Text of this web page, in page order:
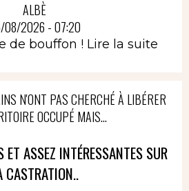
ALBÈ
08/2026 - 07:20
de bouffon ! Lire la suite
N'ONT PAS CHERCHÉ À LIBÉRER
OCCUPÉ MAIS...
ET ASSEZ INTÉRESSANTES SUR
CASTRATION..